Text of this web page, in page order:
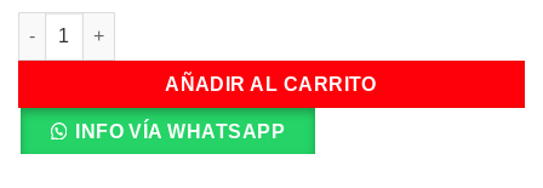
de un
cliente
Motor Completo Usado Fiat Palio 1.4 Fire cantidad
AÑADIR AL CARRITO
INFO VÍA WHATSAPP